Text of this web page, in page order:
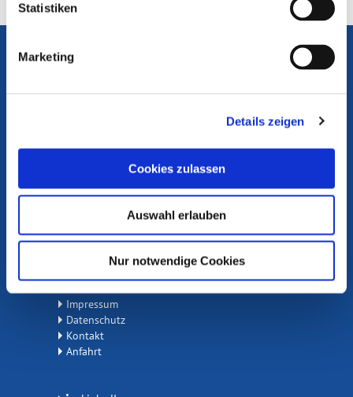
Statistiken
Marketing
Details zeigen
Cookies zulassen
Auswahl erlauben
Nur notwendige Cookies
Portal Medienkompetenz
Rechtsgrundlagen
Materialien Medienkompetenz
Beschwerde einreichen
Impressum
Datenschutz
Kontakt
Anfahrt